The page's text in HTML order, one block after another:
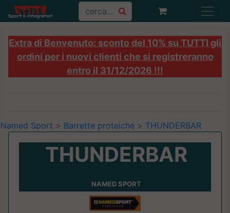
Extra di Benvenuto: sconto del 10% su TUTTI gli
ordini per i nuovi clienti che si registreranno
entro il 31/12/2026 !!!
Named Sport > Barrette proteiche > THUNDERBAR
THUNDERBAR
NAMED SPORT